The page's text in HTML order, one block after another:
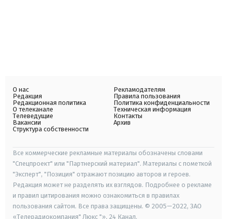
О нас
Редакция
Редакционная политика
О телеканале
Телеведущие
Вакансии
Структура собственности
Рекламодателям
Правила пользования
Политика конфиденциальности
Техническая информация
Контакты
Архив
Все коммерческие рекламные материалы обозначены словами
"Спецпроект" или "Партнерский материал". Материалы с пометкой
"Эксперт", "Позиция" отражают позицию авторов и героев.
Редакция может не разделять их взглядов. Подробнее о рекламе
и правил цитирования можно ознакомиться в правилах
пользования сайтом. Все права защищены. © 2005—2022, ЗАО
«Телерадиокомпания" Люкс "», 24 Канал.